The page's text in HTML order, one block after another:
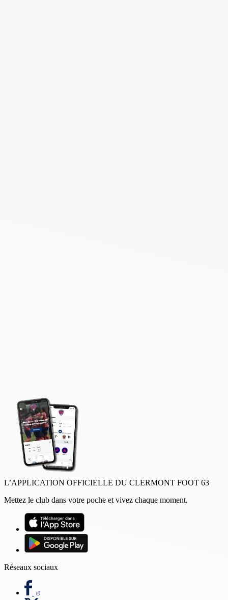
L’APPLICATION OFFICIELLE DU CLERMONT FOOT 63
Mettez le club dans votre poche et vivez chaque moment.
Réseaux sociaux